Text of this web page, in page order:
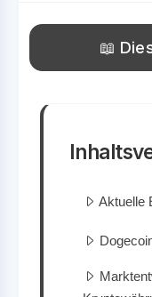
📖
Aktuelle